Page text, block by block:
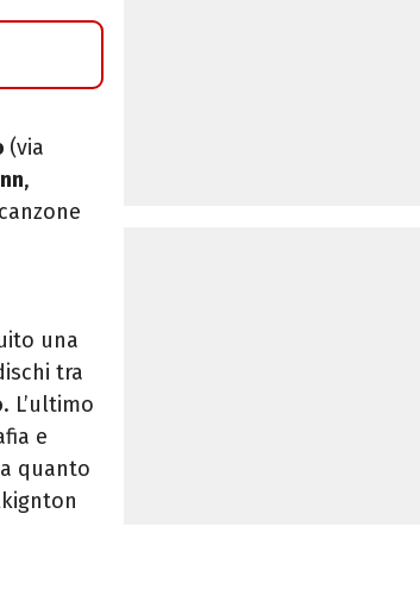
(via
,
una
tra
. L’ultimo
e
quanto